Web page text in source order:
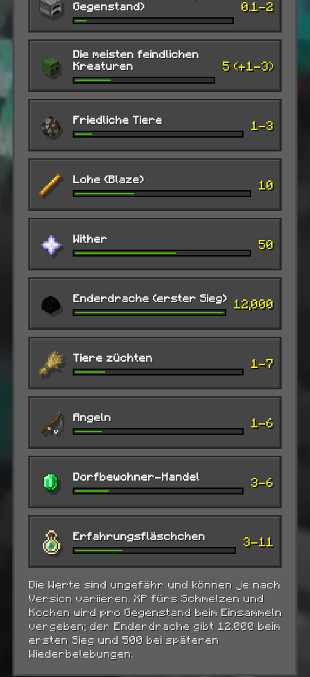
Gegenstand)
0.1-2
Die meisten feindlichen
Kreaturen
5 (+1-3)
Friedliche Tiere 1-3
Lohe (Blaze) 10
Wither 50
Enderdrache (erster Sieg) 12,000
Tiere züchten 1-7
Angeln 1-6
Dorfbewohner-Handel 3-6
Erfahrungsfläschchen 3-11
Die Werte sind ungefähr und können je nach
Version variieren. XP fürs Schmelzen und
Kochen wird pro Gegenstand beim Einsammeln
vergeben; der Enderdrache gibt 12.000 beim
ersten Sieg und 500 bei späteren
Wiederbelebungen.